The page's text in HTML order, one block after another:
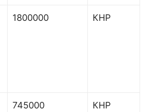
1800000 КНР
745000 КНР